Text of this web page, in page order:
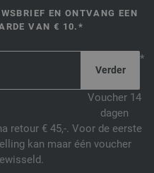
EN ONTVANG EEN
VAN € 10.*
*
Voucher 14
dagen
retour € 45,-. Voor de eerste
kan maar één voucher